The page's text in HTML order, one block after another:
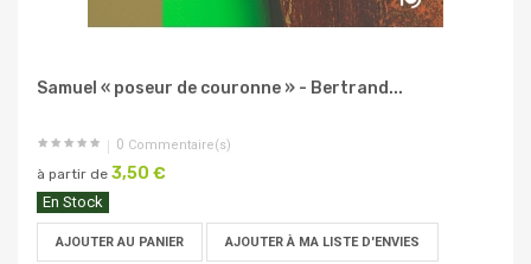
Samuel « poseur de couronne » - Bertrand...
0 Commentaire(s)
à partir de 3,50 €
En Stock
AJOUTER AU PANIER AJOUTER À MA LISTE D'ENVIES